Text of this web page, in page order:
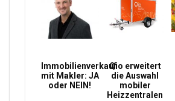
Immobilienverkauf
mit Makler: JA
oder NEIN!
Qio erweitert
die Auswahl
mobiler
Heizzentralen